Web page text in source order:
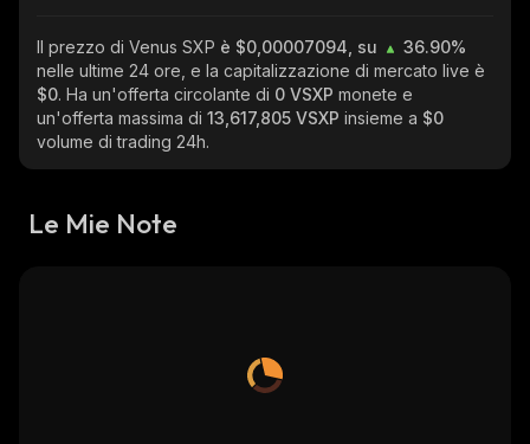
Il prezzo di Venus SXP è $0,00007094, su
36.90%
nelle ultime 24 ore, e la capitalizzazione di mercato live è
$0. Ha un'offerta circolante di 0 VSXP monete e
un'offerta massima di 13,617,805 VSXP insieme a $0
volume di trading 24h.
Le Mie Note